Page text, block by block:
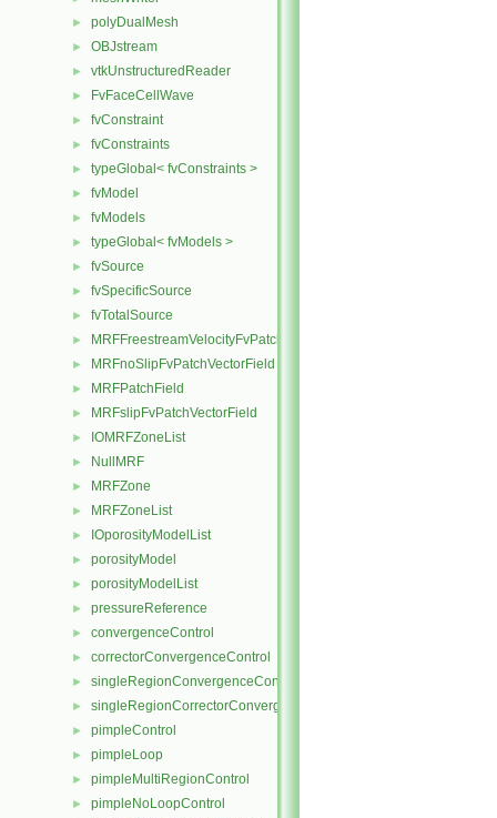
► polyDualMesh
► OBJstream
► vtkUnstructuredReader
► FvFaceCellWave
► fvConstraint
► fvConstraints
► typeGlobal< fvConstraints >
► fvModel
► fvModels
► typeGlobal< fvModels >
► fvSource
► fvSpecificSource
► fvTotalSource
► MRFFreestreamVelocityFvPatchVectorField
► MRFnoSlipFvPatchVectorField
► MRFPatchField
► MRFslipFvPatchVectorField
► IOMRFZoneList
► NullMRF
► MRFZone
► MRFZoneList
► IOporosityModelList
► porosityModel
► porosityModelList
► pressureReference
► convergenceControl
► correctorConvergenceControl
► singleRegionConvergenceControl
► singleRegionCorrectorConvergenceControl
► pimpleControl
► pimpleLoop
► pimpleMultiRegionControl
► pimpleNoLoopControl